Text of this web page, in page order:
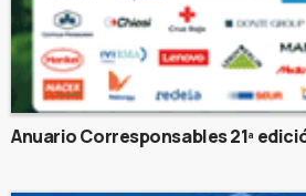
Anuario Corresponsables 21ª